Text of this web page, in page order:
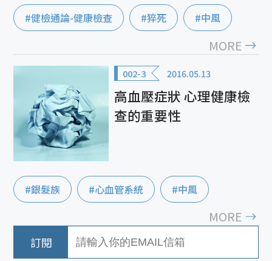
#健檢通論-健康檢查 #猝死 #中風
MORE
002-3 2016.05.13
高血壓症狀 心理健康檢
查的重要性
#銀髮族 #心血管系統 #中風
MORE